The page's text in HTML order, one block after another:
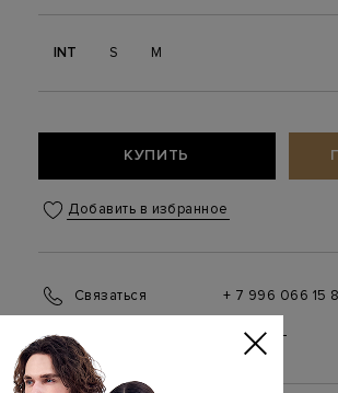
INT S M
КУПИТЬ
Добавить в избранное
Связаться
+ 7 996 066 15
(ежедневно с 10:00 до 21:00)